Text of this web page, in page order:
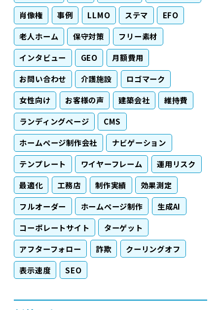
肖像権
事例 LLMO ステマ
EFO
老人ホーム
保守対策
フリー素材
インタビュー
GEO
月額費用
お問い合わせ
介護施設
ロゴマーク
女性向け
お客様の声 建築会社
維持費
ランディングページ
CMS
ホームページ制作会社
ナビゲーション
テンプレート
ワイヤーフレーム
運用リスク
最適化
工務店 制作実績
効果測定
フルオーダー
ホームページ制作
生成AI
コーポレートサイト
ターゲット
アフターフォロー
詐欺
クーリングオフ
表示速度
SEO